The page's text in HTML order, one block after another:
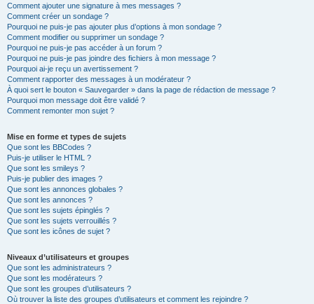
Comment ajouter une signature à mes messages ?
Comment créer un sondage ?
Pourquoi ne puis-je pas ajouter plus d’options à mon sondage ?
Comment modifier ou supprimer un sondage ?
Pourquoi ne puis-je pas accéder à un forum ?
Pourquoi ne puis-je pas joindre des fichiers à mon message ?
Pourquoi ai-je reçu un avertissement ?
Comment rapporter des messages à un modérateur ?
À quoi sert le bouton « Sauvegarder » dans la page de rédaction de message ?
Pourquoi mon message doit être validé ?
Comment remonter mon sujet ?
Mise en forme et types de sujets
Que sont les BBCodes ?
Puis-je utiliser le HTML ?
Que sont les smileys ?
Puis-je publier des images ?
Que sont les annonces globales ?
Que sont les annonces ?
Que sont les sujets épinglés ?
Que sont les sujets verrouillés ?
Que sont les icônes de sujet ?
Niveaux d’utilisateurs et groupes
Que sont les administrateurs ?
Que sont les modérateurs ?
Que sont les groupes d’utilisateurs ?
Où trouver la liste des groupes d’utilisateurs et comment les rejoindre ?